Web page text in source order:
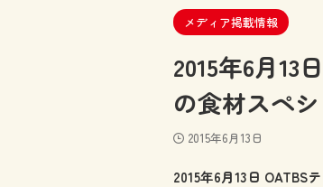
メディア掲載情報
2015年6月13
の食材スペシ
2015年6月13日
2015年6月13日 OATBS